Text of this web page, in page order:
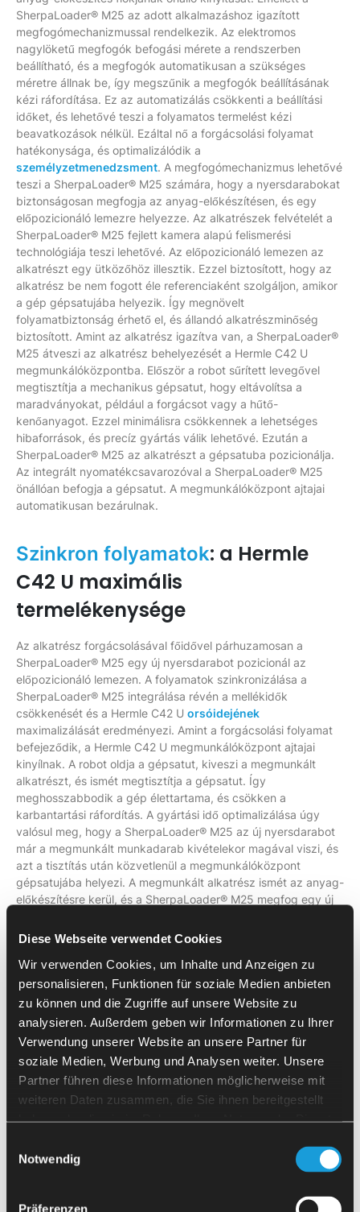
Diese Webseite verwendet Cookies
Wir verwenden Cookies, um Inhalte und Anzeigen zu
personalisieren, Funktionen für soziale Medien anbieten
zu können und die Zugriffe auf unsere Website zu
analysieren. Außerdem geben wir Informationen zu Ihrer
Verwendung unserer Website an unsere Partner für
soziale Medien, Werbung und Analysen weiter. Unsere
Partner führen diese Informationen möglicherweise mit
weiteren Daten zusammen, die Sie ihnen bereitgestellt
haben oder die sie im Rahmen Ihrer Nutzung der Dienste
Notwendig
Präferenzen
SherpaLoader® M25 az adott alkalmazáshoz igazított
megfogómechanizmussal rendelkezik. Az elektromos
nagylöketű megfogók befogási mérete a rendszerben
beállítható, és a megfogók automatikusan a szükséges
méretre állnak be, így megszűnik a megfogók beállításának
kézi ráfordítása. Ez az automatizálás csökkenti a beállítási
időket, és lehetővé teszi a folyamatos termelést kézi
beavatkozások nélkül. Ezáltal nő a forgácsolási folyamat
hatékonysága, és optimalizálódik a
személyzetmenedzsment. A megfogómechanizmus lehetővé
teszi a SherpaLoader® M25 számára, hogy a nyersdarabokat
biztonságosan megfogja az anyag-előkészítésen, és egy
előpozicionáló lemezre helyezze. Az alkatrészek felvételét a
SherpaLoader® M25 fejlett kamera alapú felismerési
technológiája teszi lehetővé. Az előpozicionáló lemezen az
alkatrészt egy ütközőhöz illesztik. Ezzel biztosított, hogy az
alkatrész be nem fogott éle referenciaként szolgáljon, amikor
a gép gépsatujába helyezik. Így megnövelt
folyamatbiztonság érhető el, és állandó alkatrészminőség
biztosított. Amint az alkatrész igazítva van, a SherpaLoader®
M25 átveszi az alkatrész behelyezését a Hermle C42 U
megmunkálóközpontba. Először a robot sűrített levegővel
megtisztítja a mechanikus gépsatut, hogy eltávolítsa a
maradványokat, például a forgácsot vagy a hűtő-
kenőanyagot. Ezzel minimálisra csökkennek a lehetséges
hibaforrások, és precíz gyártás válik lehetővé. Ezután a
SherpaLoader® M25 az alkatrészt a gépsatuba pozicionálja.
Az integrált nyomatékcsavarozóval a SherpaLoader® M25
önállóan befogja a gépsatut. A megmunkálóközpont ajtajai
automatikusan bezárulnak.
Szinkron folyamatok: a Hermle
C42 U maximális
termelékenysége
Az alkatrész forgácsolásával főidővel párhuzamosan a
SherpaLoader® M25 egy új nyersdarabot pozicionál az
előpozicionáló lemezen. A folyamatok szinkronizálása a
SherpaLoader® M25 integrálása révén a mellékidők
csökkenését és a Hermle C42 U orsóidejének
maximalizálását eredményezi. Amint a forgácsolási folyamat
befejeződik, a Hermle C42 U megmunkálóközpont ajtajai
kinyílnak. A robot oldja a gépsatut, kiveszi a megmunkált
alkatrészt, és ismét megtisztítja a gépsatut. Így
meghosszabbodik a gép élettartama, és csökken a
karbantartási ráfordítás. A gyártási idő optimalizálása úgy
valósul meg, hogy a SherpaLoader® M25 az új nyersdarabot
már a megmunkált munkadarab kivételekor magával viszi, és
azt a tisztítás után közvetlenül a megmunkálóközpont
gépsatujába helyezi. A megmunkált alkatrész ismét az anyag-
előkészítésre kerül, és a SherpaLoader® M25 megfog egy új
Rugalmas forgácsoláskamera
alapú felismerési technológia
révén
Az integrált kamera alapú felismerési technológiával a
SherpaLoader® M25 precízen érzékeli az alkatrészek
pozícióját, és az elektromos nagylöketű megfogó
segítségével megbízhatóan pozicionálja azokat a Hermle C42
U megmunkálóközpontban. A fejlett képfeldolgozási
pontos és gyors azonosítását. Ezáltal a forgácsolási folyamat
rugalmasan igazítható a különböző munkadarab-formákhoz.
igazításának képessége minimálisra csökkenti a beállítási